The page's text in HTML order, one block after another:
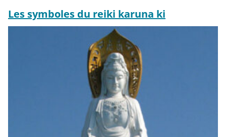
Les symboles du reiki karuna ki